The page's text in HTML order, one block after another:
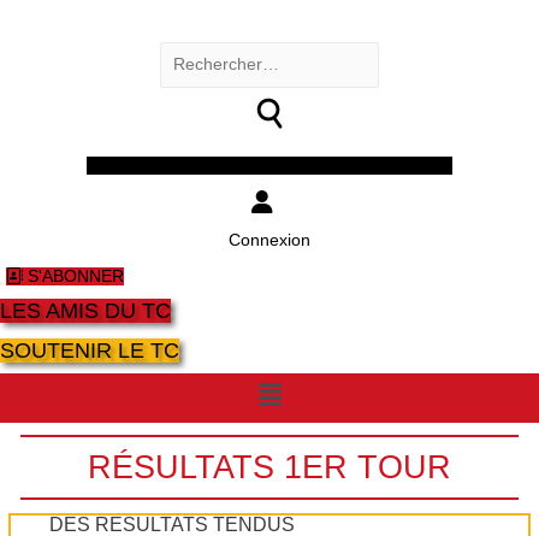
Rechercher :
Connexion
S'ABONNER
LES AMIS DU TC
SOUTENIR LE TC
Menu
RÉSULTATS 1ER TOUR
DES RÉSULTATS TENDUS